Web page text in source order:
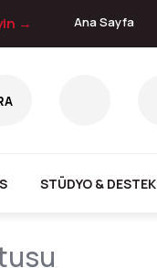
→ Ana Sayfa
STÜDYO & DESTEK